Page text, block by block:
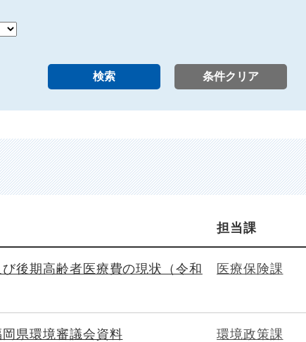
担当課
後期高齢者医療費の現状（令和
医療保険課
県環境審議会資料 環境政策課